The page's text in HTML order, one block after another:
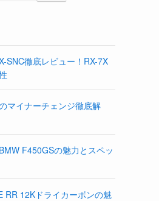
SNC徹底レビュー！RX-7X
マイナーチェンジ徹底解
F450GSの魅力とスペッ
RR 12Kドライカーボンの魅